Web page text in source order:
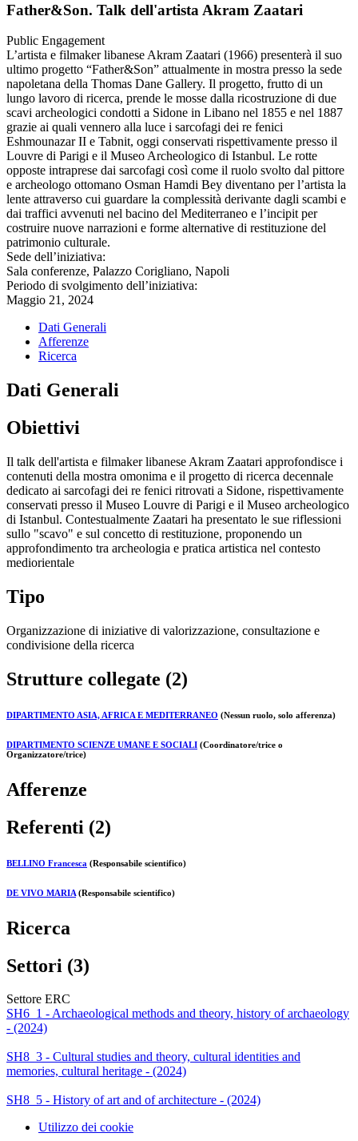
Father&Son. Talk dell'artista Akram Zaatari
Public Engagement
L’artista e filmaker libanese Akram Zaatari (1966) presenterà il suo
ultimo progetto “Father&Son” attualmente in mostra presso la sede
napoletana della Thomas Dane Gallery. Il progetto, frutto di un
lungo lavoro di ricerca, prende le mosse dalla ricostruzione di due
scavi archeologici condotti a Sidone in Libano nel 1855 e nel 1887
grazie ai quali vennero alla luce i sarcofagi dei re fenici
Eshmounazar II e Tabnit, oggi conservati rispettivamente presso il
Louvre di Parigi e il Museo Archeologico di Istanbul. Le rotte
opposte intraprese dai sarcofagi così come il ruolo svolto dal pittore
e archeologo ottomano Osman Hamdi Bey diventano per l’artista la
lente attraverso cui guardare la complessità derivante dagli scambi e
dai traffici avvenuti nel bacino del Mediterraneo e l’incipit per
costruire nuove narrazioni e forme alternative di restituzione del
patrimonio culturale.
Sede dell’iniziativa:
Sala conferenze, Palazzo Corigliano, Napoli
Periodo di svolgimento dell’iniziativa:
Maggio 21, 2024
Dati Generali
Afferenze
Ricerca
Dati Generali
Obiettivi
Il talk dell'artista e filmaker libanese Akram Zaatari approfondisce i
contenuti della mostra omonima e il progetto di ricerca decennale
dedicato ai sarcofagi dei re fenici ritrovati a Sidone, rispettivamente
conservati presso il Museo Louvre di Parigi e il Museo archeologico
di Istanbul. Contestualmente Zaatari ha presentato le sue riflessioni
sullo "scavo" e sul concetto di restituzione, proponendo un
approfondimento tra archeologia e pratica artistica nel contesto
mediorientale
Tipo
Organizzazione di iniziative di valorizzazione, consultazione e
condivisione della ricerca
Strutture collegate (2)
DIPARTIMENTO ASIA, AFRICA E MEDITERRANEO (Nessun ruolo, solo afferenza)
DIPARTIMENTO SCIENZE UMANE E SOCIALI (Coordinatore/trice o
Organizzatore/trice)
Afferenze
Referenti (2)
BELLINO Francesca (Responsabile scientifico)
DE VIVO MARIA (Responsabile scientifico)
Ricerca
Settori (3)
Settore ERC
SH6_1 - Archaeological methods and theory, history of archaeology
- (2024)
SH8_3 - Cultural studies and theory, cultural identities and
memories, cultural heritage - (2024)
SH8_5 - History of art and of architecture - (2024)
Utilizzo dei cookie